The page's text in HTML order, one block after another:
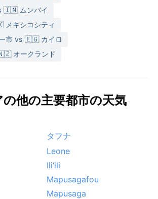
🇮🇳 ムンバイ
キシコシティ
市 vs 🇪🇬 カイロ
オークランド
他の主要都市の天気
タフナ
Leone
Ili‘ili
Mapusagafou
Mapusaga